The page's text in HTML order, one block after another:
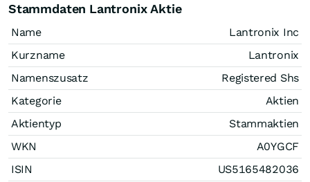
Stammdaten Lantronix Aktie
Name
Lantronix Inc
Kurzname
Lantronix
Namenszusatz
Registered Shs
Kategorie
Aktien
Aktientyp
Stammaktien
WKN
A0YGCF
ISIN
US5165482036